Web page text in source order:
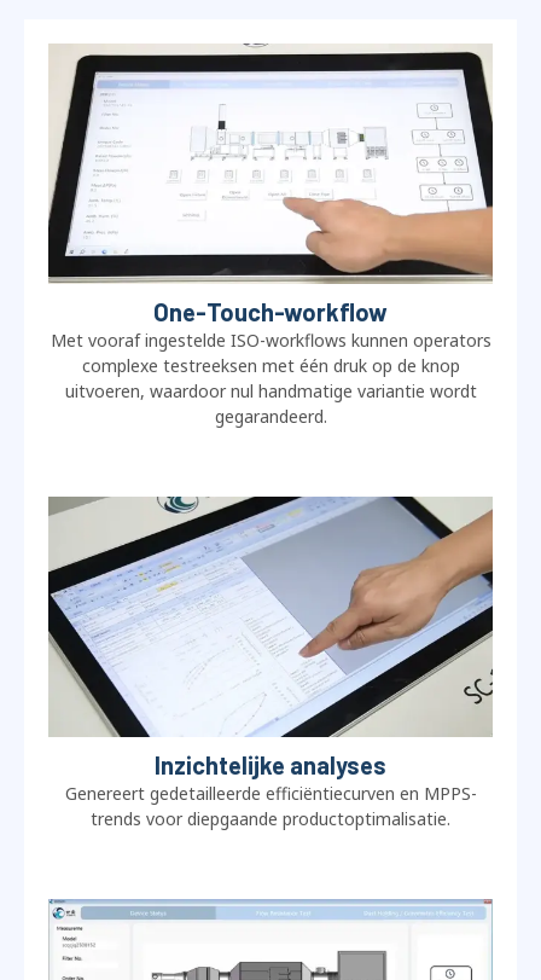
One-Touch-workflow
Met vooraf ingestelde ISO-workflows kunnen operators
complexe testreeksen met één druk op de knop
uitvoeren, waardoor nul handmatige variantie wordt
gegarandeerd.
Inzichtelijke analyses
Genereert gedetailleerde efficiëntiecurven en MPPS-
trends voor diepgaande productoptimalisatie.